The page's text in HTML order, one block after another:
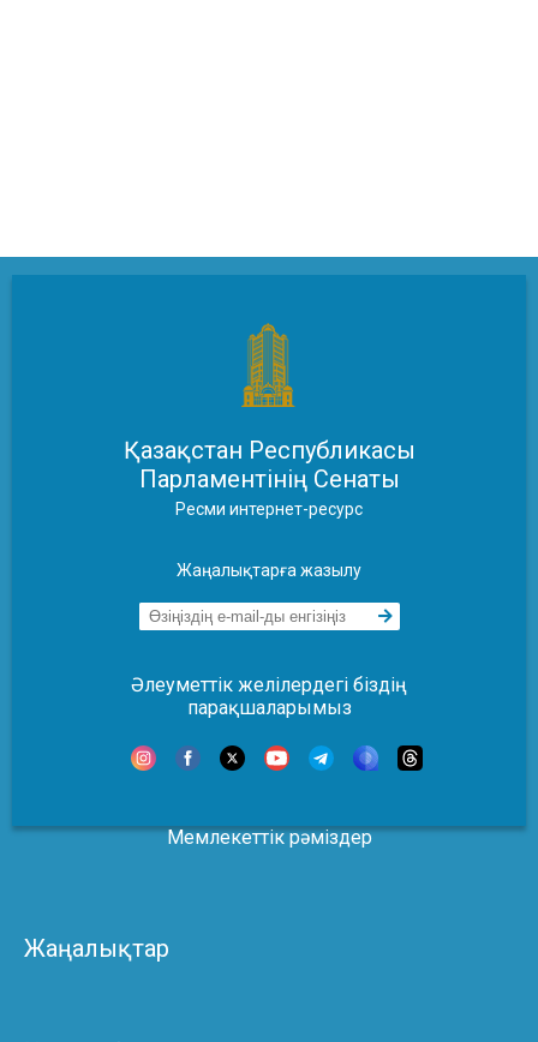
Қазақстан Республикасы
Парламентінің Сенаты
Ресми интернет-ресурс
Жаңалықтарға жазылу
Әлеуметтік желілердегі біздің
парақшаларымыз
Мемлекеттік рәміздер
Жаңалықтар